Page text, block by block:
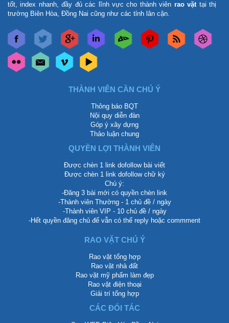
tốt, index nhanh, đầy đủ các lĩnh vực cho thành viên rao vặttại thị
trường Biên Hòa, Đồng Nai cũng như các tỉnh lân cận.
THÀNH VIÊN CẦN CHÚ Ý
Thông báo BQT
Nội quy diễn đàn
Góp ý xây dựng
Thảo luận chung
QUYỀN LỢI THÀNH VIÊN
Được chèn 1 link dofollow bài viết
Được chèn 1 link dofollow chữ ký
Chú ý:
-Đăng 3 bài mới có quyền chèn link
-Thành viên Thường - 1 chủ đề / ngày
-Thành viên VIP - 10 chủ đề / ngày
-Hết quyền đăng chủ để vẫn có thể reply hoặc commment
RAO VẶT CHÚ Ý
Rao vặt tổng hợp
Rao vặt nhà đất
Rao vặt mỹ phẩm làm đẹp
Rao vặt điện thoại
Giải trí tổng hợp
CÁC ĐỐI TÁC